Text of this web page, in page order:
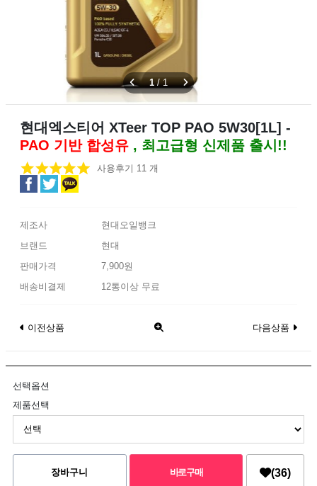
1/1
현대엑스티어 XTeer TOP PAO 5W30[1L] -
PAO 기반 합성유 , 최고급형 신제품 출시!!
사용후기 11 개
제조사
현대오일뱅크
브랜드
현대
판매가격
7,900원
배송비결제
12통이상 무료
이전상품 다음상품
선택옵션
제품선택
(36)